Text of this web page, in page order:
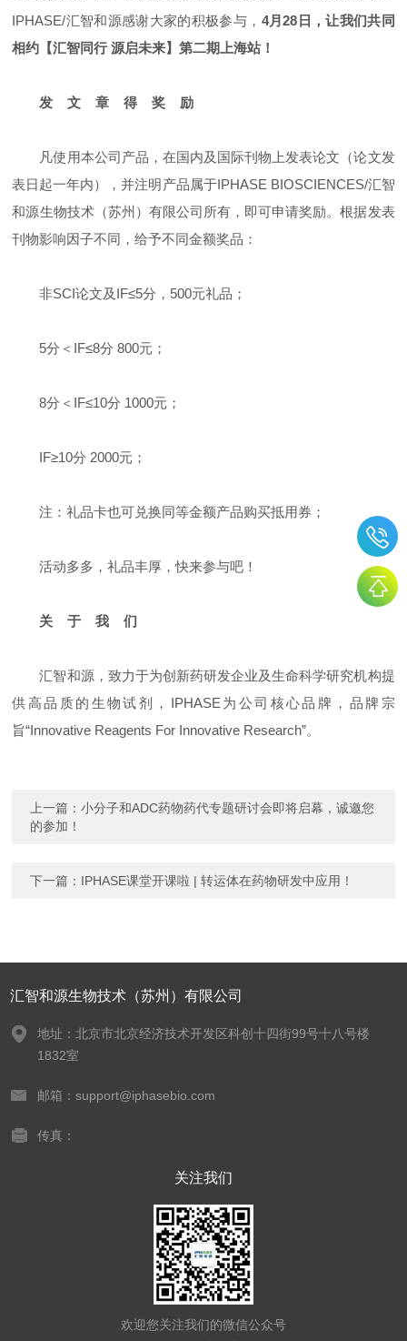
IPHASE/汇智和源感谢大家的积极参与， 4月28日，让我们共同
相约【汇智同行 源启未来】第二期上海站！
发 文 章 得 奖 励
凡使用本公司产品，在国内及国际刊物上发表论文（论文发
表日起一年内），并注明产品属于IPHASE BIOSCIENCES/汇智
和源生物技术（苏州）有限公司所有，即可申请奖励。根据发表
刊物影响因子不同，给予不同金额奖品：
非SCI论文及IF≤5分，500元礼品；
5分＜IF≤8分 800元；
8分＜IF≤10分 1000元；
IF≥10分 2000元；
注：礼品卡也可兑换同等金额产品购买抵用券；
活动多多，礼品丰厚，快来参与吧！
关 于 我 们
汇智和源，致力于为创新药研发企业及生命科学研究机构提
供高品质的生物试剂，IPHASE为公司核心品牌，品牌宗
旨“Innovative Reagents For Innovative Research”。
上一篇：小分子和ADC药物药代专题研讨会即将启幕，诚邀您
的参加！
下一篇： IPHASE课堂开课啦 | 转运体在药物研发中应用！
汇智和源生物技术（苏州）有限公司
地址：北京市北京经济技术开发区科创十四街99号十八号楼
1832室
邮箱：support@iphasebio.com
传真：
关注我们
欢迎您关注我们的微信公众号